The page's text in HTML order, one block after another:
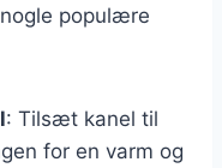
populære
: Tilsæt kanel til
for en varm og